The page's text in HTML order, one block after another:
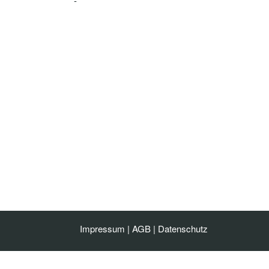
Impressum | AGB | Datenschutz